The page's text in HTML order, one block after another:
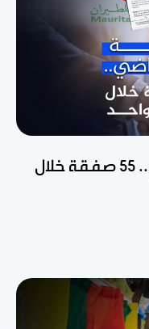
عودة قوية لصفقات التراضي.. 55 صفقة خلال